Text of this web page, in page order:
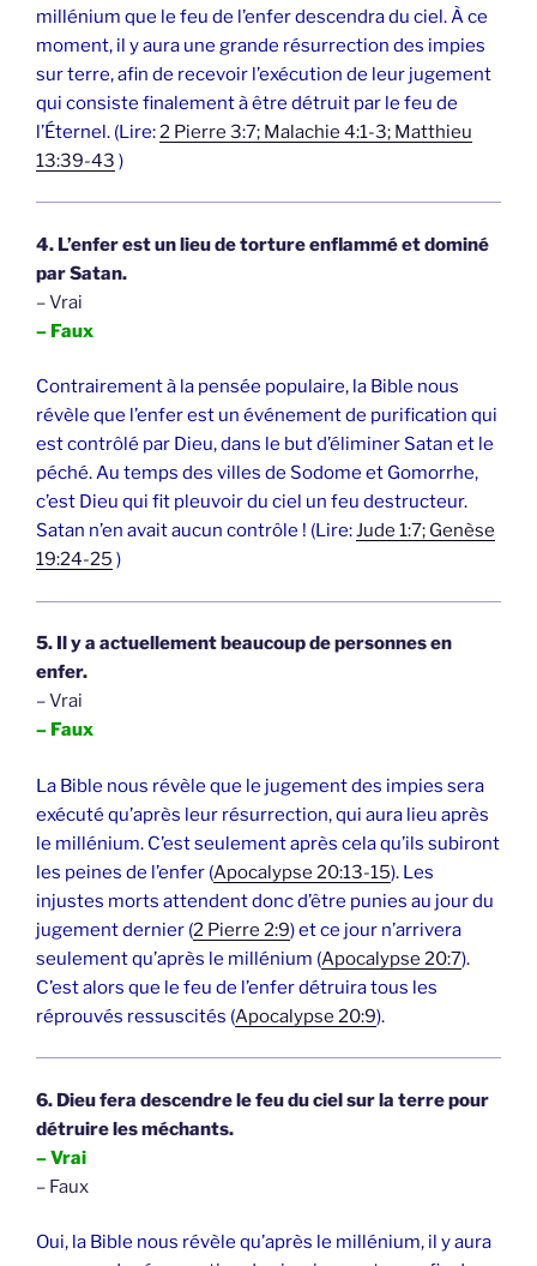
millénium que le feu de l’enfer descendra du ciel. À ce
moment, il y aura une grande résurrection des impies
sur terre, afin de recevoir l’exécution de leur jugement
qui consiste finalement à être détruit par le feu de
l’Éternel. (Lire: 2 Pierre 3:7; Malachie 4:1-3; Matthieu
13:39-43 )
4. L’enfer est un lieu de torture enflammé et dominé
par Satan.
– Vrai
– Faux
Contrairement à la pensée populaire, la Bible nous
révèle que l’enfer est un événement de purification qui
est contrôlé par Dieu, dans le but d’éliminer Satan et le
péché. Au temps des villes de Sodome et Gomorrhe,
c’est Dieu qui fit pleuvoir du ciel un feu destructeur.
Satan n’en avait aucun contrôle ! (Lire:Jude 1:7; Genèse
19:24-25 )
5. Il y a actuellement beaucoup de personnes en
enfer.
– Vrai
– Faux
La Bible nous révèle que le jugement des impies sera
exécuté qu’après leur résurrection, qui aura lieu après
le millénium. C’est seulement après cela qu’ils subiront
les peines de l’enfer (Apocalypse 20:13-15). Les
injustes morts attendent donc d’être punies au jour du
jugement dernier (2 Pierre 2:9) et ce jour n’arrivera
seulement qu’après le millénium (Apocalypse 20:7).
C’est alors que le feu de l’enfer détruira tous les
réprouvés ressuscités (Apocalypse 20:9).
6. Dieu fera descendre le feu du ciel sur la terre pour
détruire les méchants.
– Vrai
– Faux
Oui, la Bible nous révèle qu’après le millénium, il y aura